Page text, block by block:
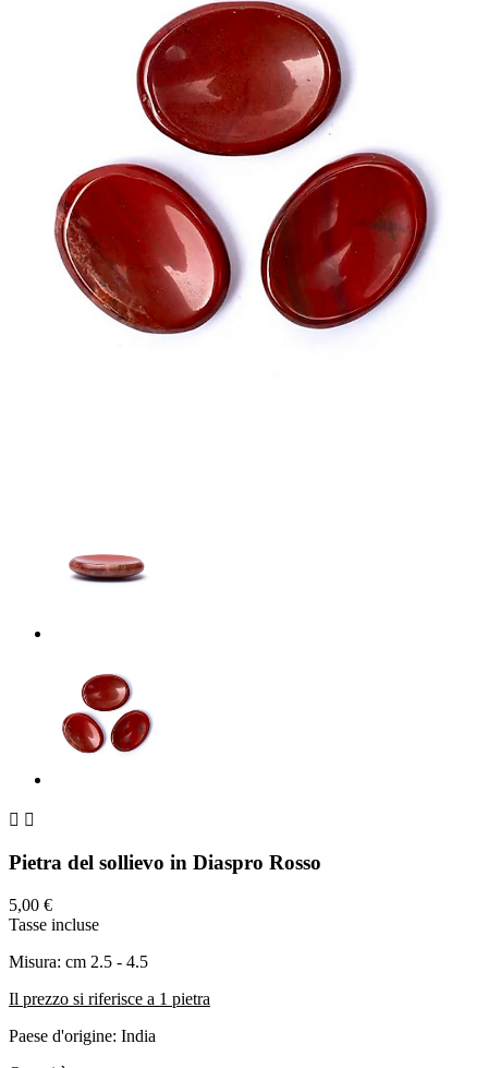
 
Pietra del sollievo in Diaspro Rosso
5,00 €
Tasse incluse
Misura: cm 2.5 - 4.5
Il prezzo si riferisce a 1 pietra
Paese d'origine: India